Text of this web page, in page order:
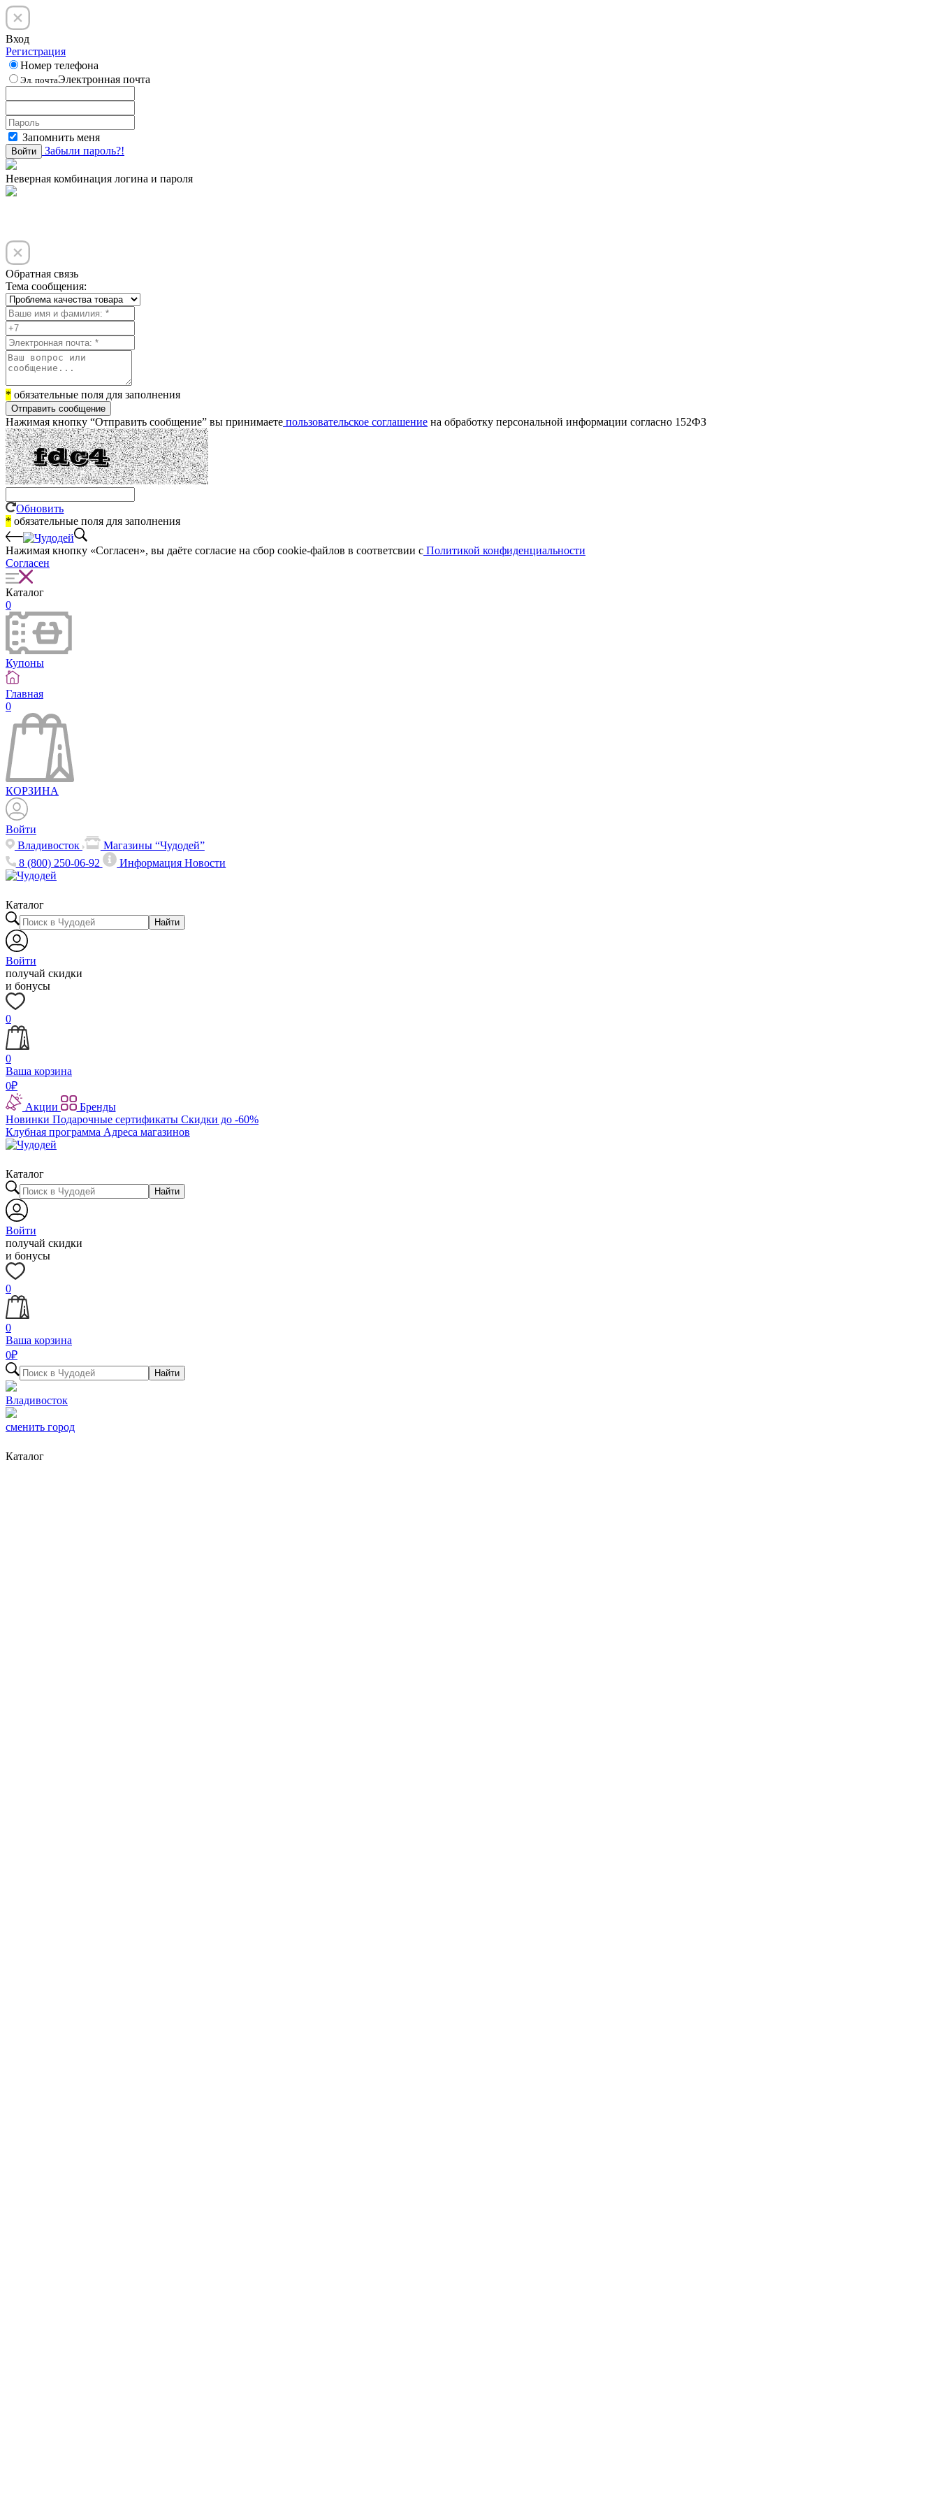
Вход
Регистрация
Номер телефона
Эл. почтаЭлектронная почта
Запомнить меня
Войти Забыли пароль?!
Неверная комбинация логина и пароля
Обратная связь
Тема сообщения:
* обязательные поля для заполнения
Отправить сообщение
Нажимая кнопку “Отправить сообщение” вы принимаете пользовательское соглашение на обработку персональной информации согласно 152ФЗ
Обновить
* обязательные поля для заполнения
Нажимая кнопку «Согласен», вы даёте cогласие на сбор cookie-файлов в соответсвии с Политикой конфиденциальности
Согласен
Каталог
0
Купоны
Главная
0
КОРЗИНА
Войти
Владивосток
Магазины “Чудодей”
8 (800) 250-06-92
ИнформацияНовости
Каталог
Найти
Войти
получай скидки
и бонусы
0
0
Ваша корзина
0₽
Акции
Бренды
Новинки Подарочные сертификаты Скидки до -60%
Клубная программа Адреса магазинов
Каталог
Найти
Войти
получай скидки
и бонусы
0
0
Ваша корзина
0₽
Найти
Владивосток
сменить город
Каталог